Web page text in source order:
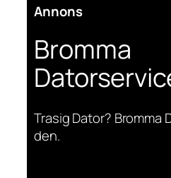
Annons
Bromma
Trasig Dator? Bromma
den.